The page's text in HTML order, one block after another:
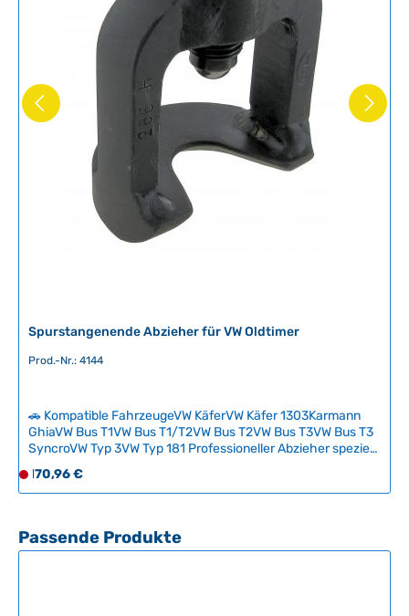
Spurstangenende Abzieher für VW Oldtimer
Prod.-Nr.: 4144
🚗 Kompatible FahrzeugeVW KäferVW Käfer 1303Karmann
GhiaVW Bus T1VW Bus T1/T2VW Bus T2VW Bus T3VW Bus T3
SyncroVW Typ 3VW Typ 181 Professioneller Abzieher speziell
klassischen VW-Fahrzeugen. Das Werkzeug ermöglicht eine
beschädigungsfreie Trennung der Kugelgelenke ohne
unverzichtbares Spezialwerkzeug für jeden Oldtimer-
Schrauber und die Fachwerkstatt. Technische Daten
Regulärer Preis:
D
e
z
e
170,96 €
Produktgalerie überspringen
Passende Produkte